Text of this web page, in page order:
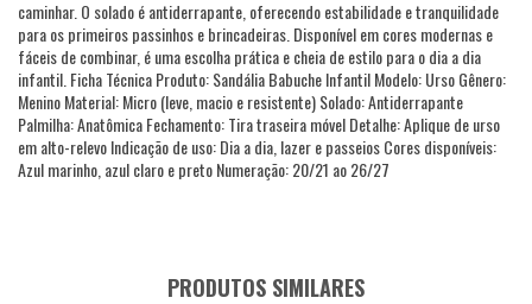
caminhar. O solado é antiderrapante, oferecendo estabilidade e tranquilidade
para os primeiros passinhos e brincadeiras. Disponível em cores modernas e
fáceis de combinar, é uma escolha prática e cheia de estilo para o dia a dia
infantil. Ficha Técnica Produto: Sandália Babuche Infantil Modelo: Urso Gênero:
Menino Material: Micro (leve, macio e resistente) Solado: Antiderrapante
Palmilha: Anatômica Fechamento: Tira traseira móvel Detalhe: Aplique de urso
em alto-relevo Indicação de uso: Dia a dia, lazer e passeios Cores disponíveis:
Azul marinho, azul claro e preto Numeração: 20/21 ao 26/27
PRODUTOS SIMILARES